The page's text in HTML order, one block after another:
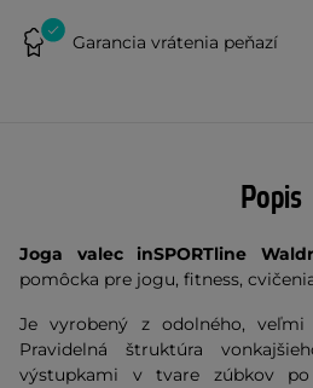
Garancia vrátenia peňazí
Popis
Joga valec inSPORTline
pomôcka pre jogu, fitness,
Je vyrobený z odolného, veľmi
Pravidelná štruktúra
výstupkami v tvare zúbkov